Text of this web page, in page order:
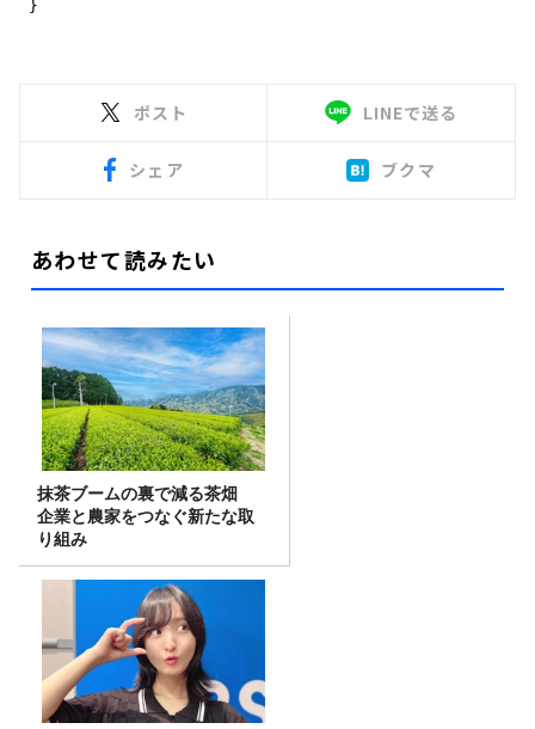
ポスト LINEで送る
シェア ブクマ
あわせて読みたい
抹茶ブームの裏で減る茶畑
企業と農家をつなぐ新たな取
り組み